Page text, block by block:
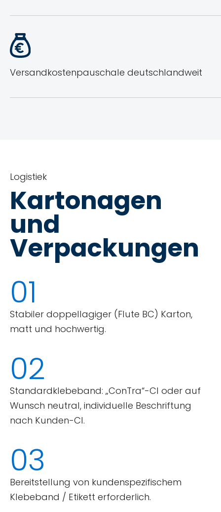
Versandkostenpauschale deutschlandweit
Logistiek
Kartonagen
und
Verpackungen
01
Stabiler doppellagiger (Flute BC) Karton,
matt und hochwertig.
02
Standardklebeband: „ConTra“-CI oder auf
Wunsch neutral, individuelle Beschriftung
nach Kunden-CI.
03
Bereitstellung von kundenspezifischem
Klebeband / Etikett erforderlich.